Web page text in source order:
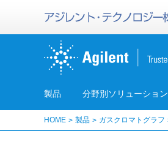
製品 分野別ソリューション
HOME 製品 ガスクロマトグラフ